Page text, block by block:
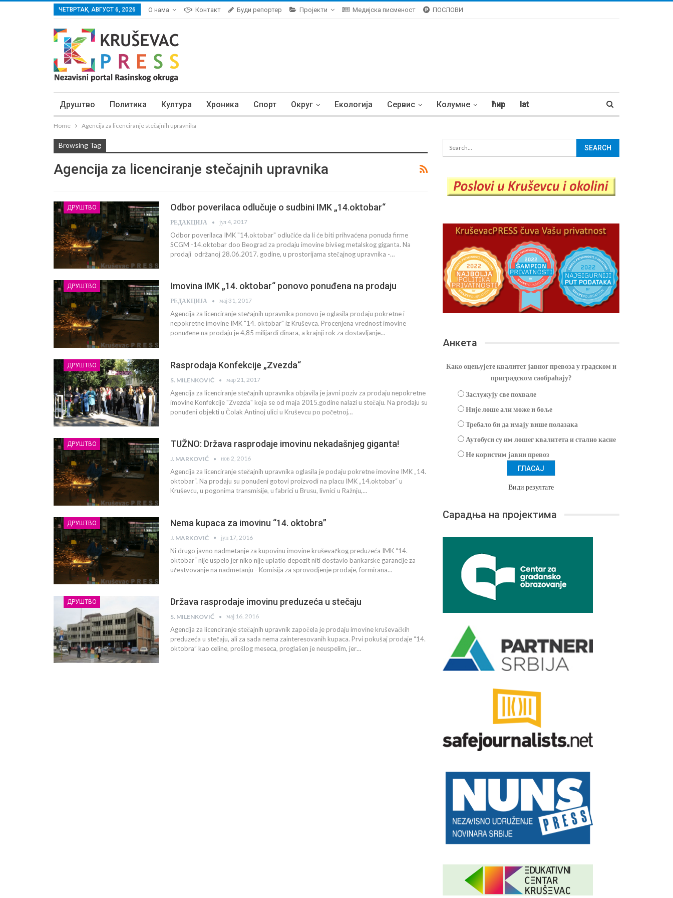
ЧЕТВРТАК, АВГУСТ 6, 2026 О нама Контакт Буди репортер Пројекти Медијска писменост ПОСЛОВИ
Друштво Политика Култура Хроника Спорт Округ Екологија Сервис Колумне ћир lat
Home Agencija za licenciranje stečajnih upravnika
Browsing Tag
Agencija za licenciranje stečajnih upravnika
ДРУШТВО Odbor poverilaca odlučuje o sudbini IMK „14.oktobar“
РЕДАКЦИЈА јул 4, 2017
Odbor poverilaca IMK "14.oktobar" odlučiće da li će biti prihvaćena ponuda firme
SCGM -14.oktobar doo Beograd za prodaju imovine bivšeg metalskog giganta. Na
prodaji održanoj 28.06.2017. godine, u prostorijama stečajnog upravnika -…
ДРУШТВО Imovina IMK „14. oktobar“ ponovo ponuđena na prodaju
РЕДАКЦИЈА мај 31, 2017
Agencija za licenciranje stečajnih upravnika ponovo je oglasila prodaju pokretne i
nepokretne imovine IMK "14. oktobar" iz Kruševca. Procenjena vrednost imovine
ponuđene na prodaju je 4,85 milijardi dinara, a krajnji rok za dostavljanje…
ДРУШТВО Rasprodaja Konfekcije „Zvezda“
S. MILENKOVIĆ мар 21, 2017
Agencija za licenciranje stečajnih upravnika objavila je javni poziv za prodaju nepokretne
imovine Konfekcije "Zvezda" koja se od maja 2015.godine nalazi u stečaju. Na prodaju su
ponuđeni objekti u Čolak Antinoj ulici u Kruševcu po početnoj…
ДРУШТВО TUŽNO: Država rasprodaje imovinu nekadašnjeg giganta!
J. MARKOVIĆ нов 2, 2016
Agencija za licenciranje stečajnih upravnika oglasila je podaju pokretne imovine IMK „14.
oktobar“. Na prodaju su ponuđeni gotovi proizvodi na placu IMK „14.oktobar“ u
Kruševcu, u pogonima transmisije, u fabrici u Brusu, livnici u Ražnju,…
ДРУШТВО Nema kupaca za imovinu “14. oktobra”
J. MARKOVIĆ јун 17, 2016
Ni drugo javno nadmetanje za kupovinu imovine kruševačkog preduzeća IMK “14.
oktobar“ nije uspelo jer niko nije uplatio depozit niti dostavio bankarske garancije za
učestvovanje na nadmetanju - Komisija za sprovodjenje prodaje, formirana…
ДРУШТВО Država rasprodaje imovinu preduzeća u stečaju
S. MILENKOVIĆ мај 16, 2016
Agencija za licenciranje stečajnih upravnik započela je prodaju imovine kruševačkih
preduzeća u stečaju, ali za sada nema zainteresovanih kupaca. Prvi pokušaj prodaje “14.
oktobra” kao celine, prošlog meseca, proglašen je neuspelim, jer…
Анкета
Како оцењујете квалитет јавног превоза у градском и
приградском саобраћају?
Заслужују све похвале
Није лоше али може и боље
Требало би да имају више полазака
Аутобуси су им лошег квалитета и стално касне
Не користим јавни превоз
Види резултате
Сарадња на пројектима